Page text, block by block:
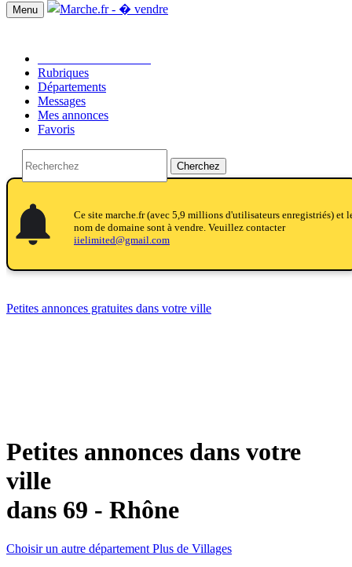
Menu
Rubriques
Départements
Messages
Mes annonces
Favoris
Cherchez
Ce site marche.fr (avec 5,9 millions d'utilisateurs enregistriés) et
nom de domaine sont à vendre. Veuillez contacter
iielimited@gmail.com
Petites annonces gratuites dans votre ville
Petites annonces dans votre
ville
dans 69 - Rhône
Choisir un autre département Plus de Villages